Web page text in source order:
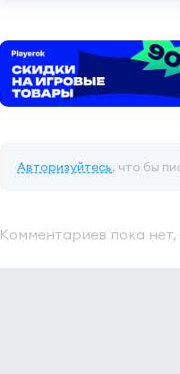
Авторизуйтесь, что бы
Комментариев пока